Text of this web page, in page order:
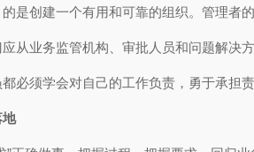
是创建一个有用和可靠的组织。管理者
应从业务监管机构、审批人员和问题解决
必须学会对自己的工作负责，勇于承担
地